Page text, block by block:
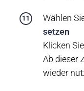
Wählen
setzen
Klicken
Ab dieser
wieder